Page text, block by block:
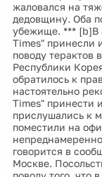
жаловался на
дедовщину. Оба
убежище. *** [b]В
Times" принесли
поводу терактов
Республики
обратилось к
настоятельно
Times" принести
прислушались к
поместили на
говорится в
Москве.